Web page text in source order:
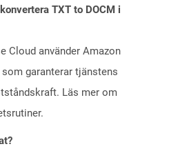
TXT to DOCM i
Cloud använder Amazon
garanterar tjänstens
Läs mer om